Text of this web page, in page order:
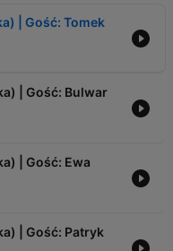
| Gość: Tomek
| Gość: Bulwar
| Gość: Ewa
| Gość: Patryk